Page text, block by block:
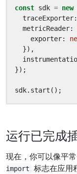
const sdk = new
traceExporter:
metricReader:
exporter:
}),
});
sdk. start ();
运行已完成
现在，你可以像平
import
标志在应用